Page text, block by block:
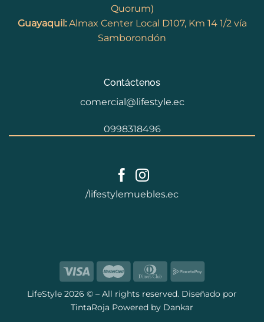
Quorum)
Guayaquil:Almax Center Local D107, Km 14 1/2 vía
Samborondón
Contáctenos
comercial@lifestyle.ec
0998318496
/lifestylemuebles.ec
LifeStyle 2026 © – All rights reserved. Diseñado por
TintaRoja Powered by Dankar